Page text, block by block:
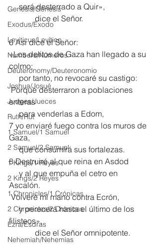
Genesis/Génesis
Exodus/Éxodo
Leviticus/Levítico
Numbers/Números
Deuteronomy/Deuteronomio
Joshua/Josué
Judges/Jueces
Ruth/Rut
1 Samuel/1 Samuel
2 Samuel/2 Samuel
1 Kings/1 Reyes
2 Kings/2 Reyes
1 Chronicles/1 Crónicas
2 Chronicles/2 Crónicas
Ezra/Esdras
Nehemiah/Nehemías
     será desterrado a Quir»,
             dice el Señor.
6 Así dice el Señor:
«Los delitos de Gaza han llegado a su
colmo;
     por tanto, no revocaré su castigo:
Porque desterraron a poblaciones
enteras
     para venderlas a Edom,
7 yo enviaré fuego contra los muros de
Gaza,
     que consumirá sus fortalezas.
8 Destruiré al que reina en Asdod
     y al que empuña el cetro en
Ascalón.
Volveré mi mano contra Ecrón,
     y perecerá hasta el último de los
filisteos»,
             dice el Señor omnipotente.